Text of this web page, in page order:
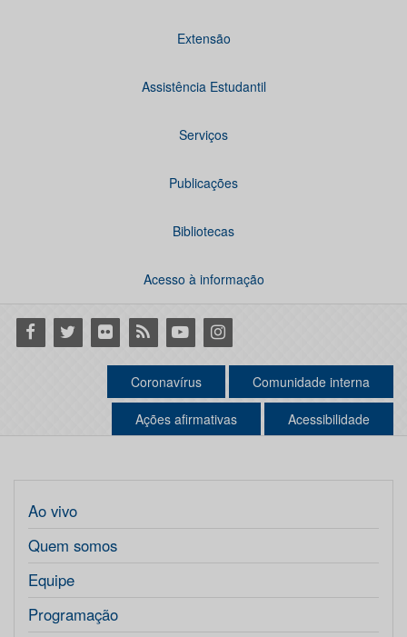
Extensão
Assistência Estudantil
Serviços
Publicações
Bibliotecas
Acesso à informação
Facebook
Twitter Flickr RSS YoutubeInstagram
Coronavírus Comunidade interna
Ações afirmativas Acessibilidade
Ao vivo
Quem somos
Equipe
Programação